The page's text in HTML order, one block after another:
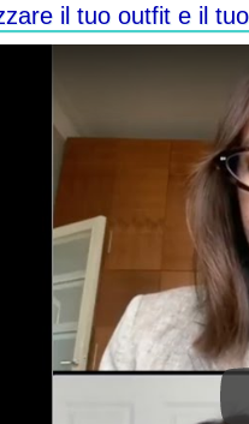
il tuo outfit e il